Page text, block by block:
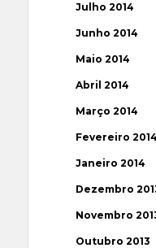
Julho 2014
Junho 2014
Maio 2014
Abril 2014
Março 2014
Fevereiro 2014
Janeiro 2014
Dezembro
Novembro
Outubro 2013